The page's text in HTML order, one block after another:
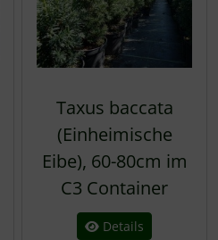
Taxus baccata
(Einheimische
Eibe), 60-80cm im
C3 Container
Details